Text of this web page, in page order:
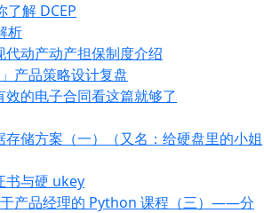
了解 DCEP
析
代动产动产担保制度介绍
产品策略设计复盘
效的电子合同看这篇就够了
存储方案（一）（又名：给硬盘里的小姐
书与硬 ukey
于产品经理的 Python 课程（三）——分